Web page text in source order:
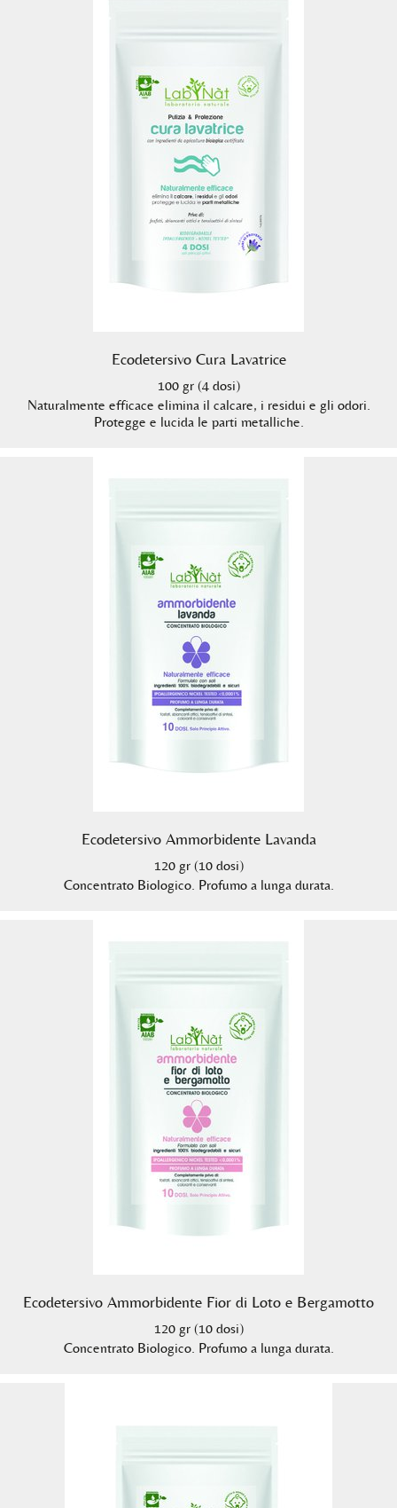
Ecodetersivo Cura Lavatrice
100 gr (4 dosi)
Naturalmente efficace elimina il calcare, i residui e gli odori.
Protegge e lucida le parti metalliche.
Ecodetersivo Ammorbidente Lavanda
120 gr (10 dosi)
Concentrato Biologico. Profumo a lunga durata.
Ecodetersivo Ammorbidente Fior di Loto e Bergamotto
120 gr (10 dosi)
Concentrato Biologico. Profumo a lunga durata.